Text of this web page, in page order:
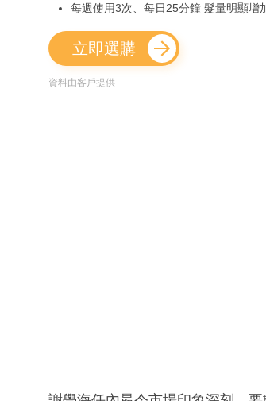
每週使用3次、每日25分鐘 髮量明顯增
立即選購
資料由客戶提供